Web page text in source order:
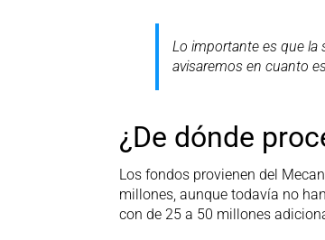
Lo importante es que la
avisaremos en cuanto
¿De dónde
Los fondos provienen del
millones, aunque todavía no
con de 25 a 50 millones